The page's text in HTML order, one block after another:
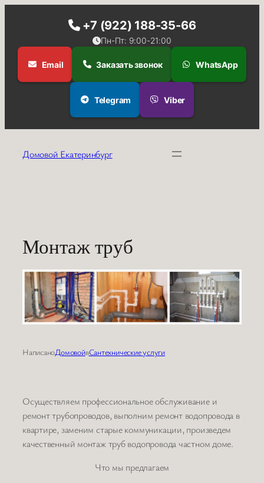
+7 (922) 188-35-66
Пн-Пт: 9:00-21:00
Email Заказать звонок WhatsApp
Telegram Viber
Домовой Екатеринбург
Монтаж труб
НаписаноДомовойвСантехнические услуги
Осуществляем профессиональное обслуживание и
ремонт трубопроводов, выполним ремонт водопровода в
квартире, заменим старые коммуникации, произведем
качественный монтаж труб водопровода частном доме.
Что мы предлагаем